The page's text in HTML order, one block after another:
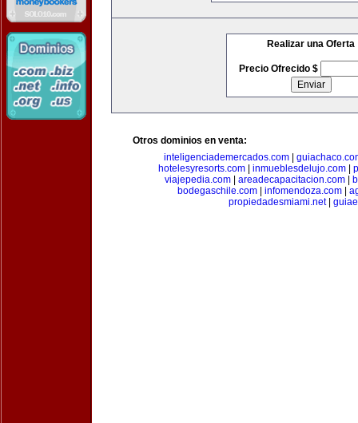
Realizar una Oferta
Precio Ofrecido $
Otros dominios en venta:
inteligenciademercados.com
hotelesyresorts.com
inmueblesdelujo.com
viajepedia.com| areadecapacitacion.com|
bodegaschile.com| infomendoza.com|
propiedadesmiami.net|